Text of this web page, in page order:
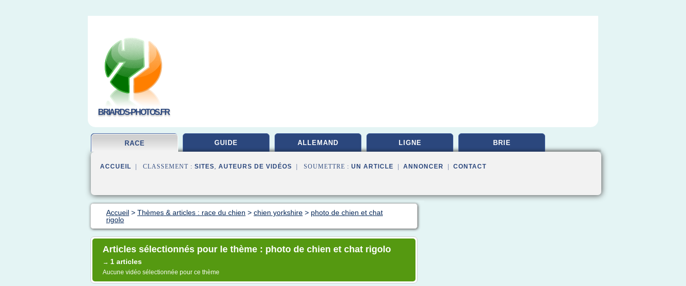
BRIARDS-PHOTOS.FR
RACE GUIDE ALLEMAND LIGNE BRIE
ACCUEIL | CLASSEMENT : SITES, AUTEURS DE VIDÉOS | SOUMETTRE : UN ARTICLE ANNONCER CONTACT
Accueil > Thèmes & articles : race du chien > chien yorkshire > photo de chien et chat
rigolo
Articles sélectionnés pour le thème : photo de chien et chat rigolo
→ 1 articles
Aucune vidéo sélectionnée pour ce thème